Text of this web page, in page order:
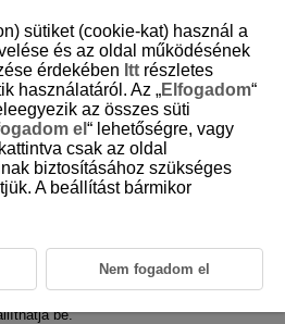
be.
sütiket (cookie-kat) használ a
és az oldal működésének
érdekében Itt részletes
használatáról. Az „Elfogadom“
az összes süti
el “ lehetőségre, vagy
csak az oldal
biztosításához szükséges
A beállítást bármikor
Nem fogadom el